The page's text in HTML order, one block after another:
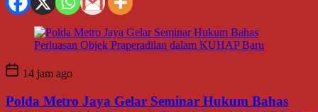
14 jam ago
Polda Metro Jaya Gelar Seminar Hukum Bahas